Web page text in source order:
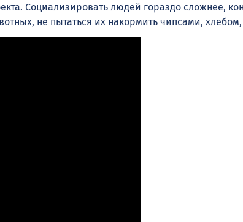
Социализировать людей гораздо сложнее,
не пытаться их накормить чипсами,